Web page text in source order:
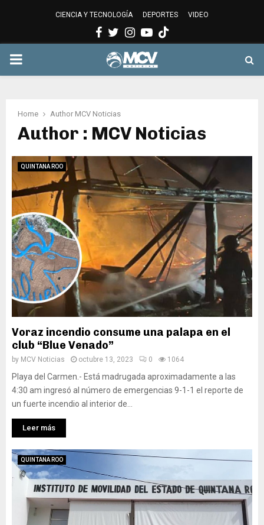
CIENCIA Y TECNOLOGÍA DEPORTES VIDEO
Facebook
Twitter
Instagram
Youtube
PRIMARY
Home Author MCV Noticias
Author : MCV Noticias
QUINTANA ROO
Voraz incendio consume una palapa en el
club “Blue Venado”
by MCV Noticias octubre 13, 2023 0 1064
Playa del Carmen.- Está madrugada aproximadamente a las
4:30 am ingresó al número de emergencias 9-1-1 el reporte de
un fuerte incendio al interior de...
Leer más
QUINTANA ROO